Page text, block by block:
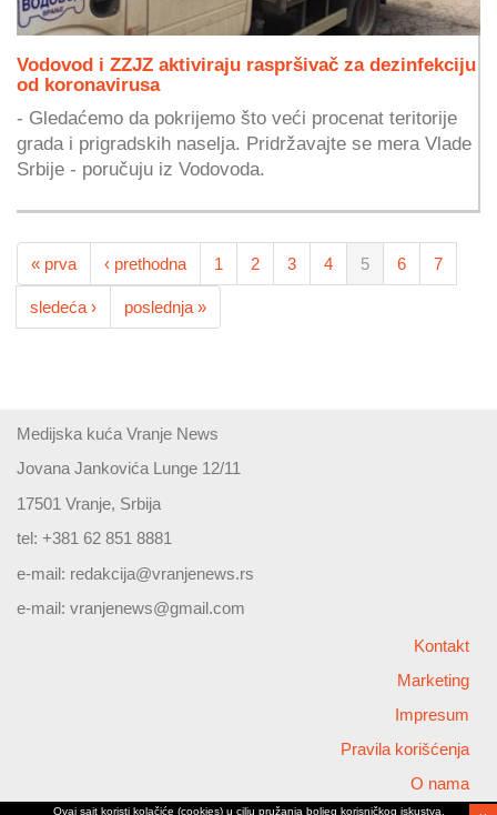
Vodovod i ZZJZ aktiviraju raspršivač za dezinfekciju
od koronavirusa
- Gledaćemo da pokrijemo što veći procenat teritorije
grada i prigradskih naselja. Pridržavajte se mera Vlade
Srbije - poručuju iz Vodovoda.
« prva ‹ prethodna 1 2 3 4 5 6 7
sledeća › poslednja »
Medijska kuća Vranje News
Jovana Jankovića Lunge 12/11
17501 Vranje, Srbija
tel: +381 62 851 8881
e-mail: redakcija@vranjenews.rs
e-mail: vranjenews@gmail.com
Kontakt
Marketing
Impresum
Pravila korišćenja
O nama
Ovaj sajt koristi kolačiće (cookies) u cilju pružanja boljeg korisničkog iskustva,